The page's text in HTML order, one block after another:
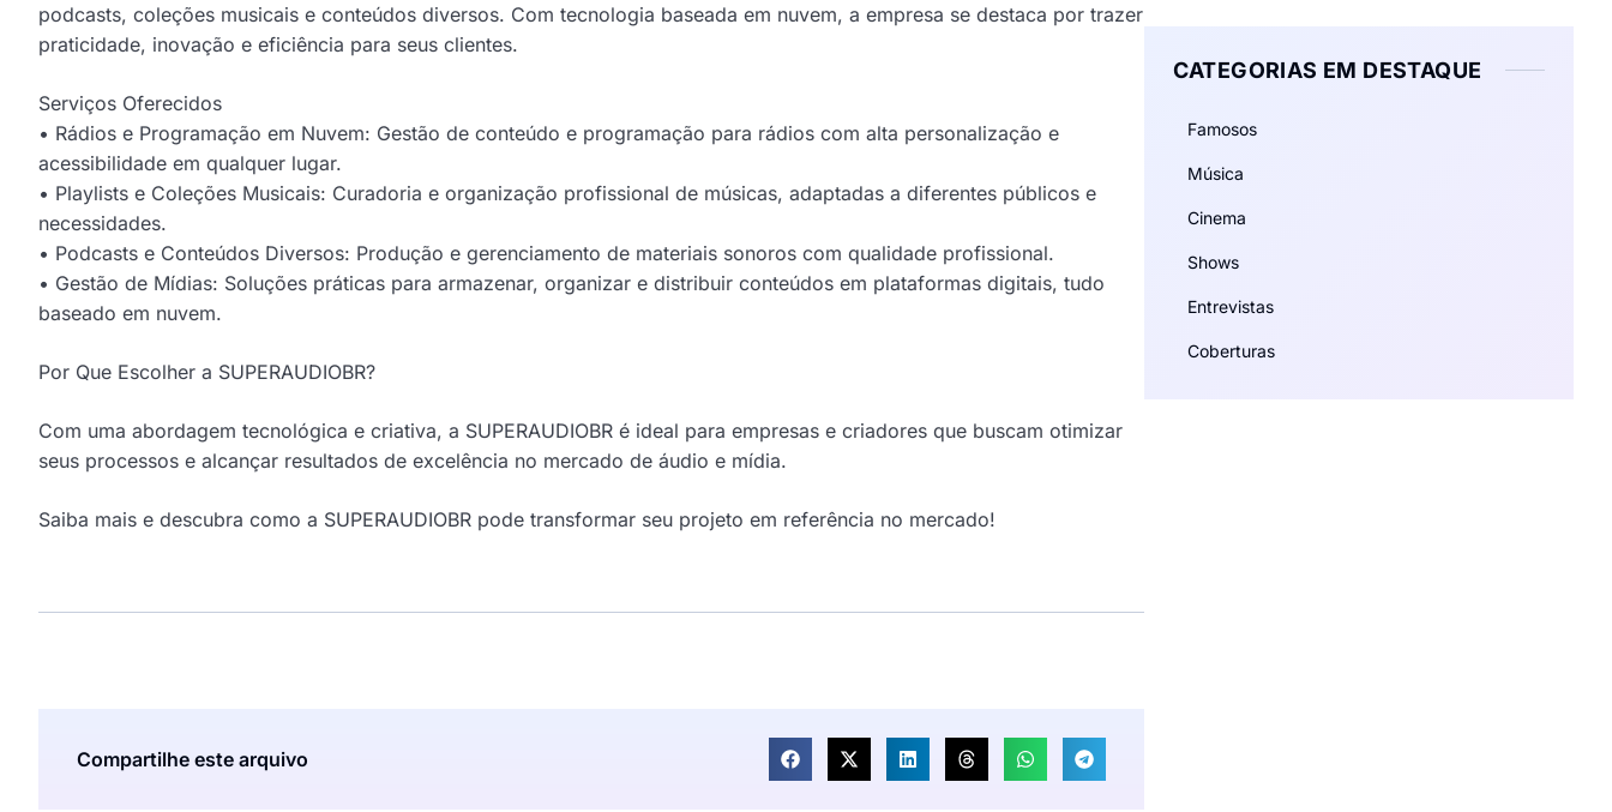
podcasts, coleções musicais e conteúdos diversos. Com tecnologia baseada em nuvem, a empresa se destaca por trazer
praticidade, inovação e eficiência para seus clientes.
Serviços Oferecidos
• Rádios e Programação em Nuvem: Gestão de conteúdo e programação para rádios com alta personalização e
acessibilidade em qualquer lugar.
• Playlists e Coleções Musicais: Curadoria e organização profissional de músicas, adaptadas a diferentes públicos e
necessidades.
• Podcasts e Conteúdos Diversos: Produção e gerenciamento de materiais sonoros com qualidade profissional.
• Gestão de Mídias: Soluções práticas para armazenar, organizar e distribuir conteúdos em plataformas digitais, tudo
baseado em nuvem.
Por Que Escolher a SUPERAUDIOBR?
Com uma abordagem tecnológica e criativa, a SUPERAUDIOBR é ideal para empresas e criadores que buscam otimizar
seus processos e alcançar resultados de excelência no mercado de áudio e mídia.
Saiba mais e descubra como a SUPERAUDIOBR pode transformar seu projeto em referência no mercado!
Compartilhe este arquivo
CATEGORIAS EM DESTAQUE
Famosos
Música
Cinema
Shows
Entrevistas
Coberturas